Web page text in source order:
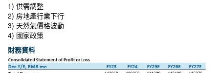
1) 供需調整
2) 房地產行業下行
3) 天然氣價格波動
4) 國家政策
財務資料